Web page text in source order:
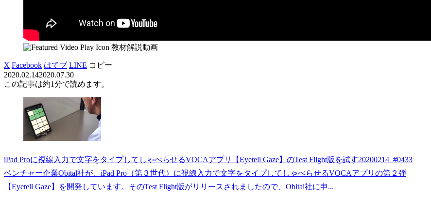
教材解説動画
X Facebook はてブ LINE コピー
2020.02.142020.07.30
この記事は約1分で読めます。
iPad Proに視線入力で文字をタイプしてしゃべらせるVOCAアプリ【Eyetell Gaze】のTest Flight版を試す20200214_#0433
ベンチャー企業Obital社が、iPad Pro（第３世代）に視線入力で文字をタイプしてしゃべらせるVOCAアプリの第２弾
【Eyetell Gaze】を開発しています。そのTest Flight版がリリースされましたので、Obital社に申...